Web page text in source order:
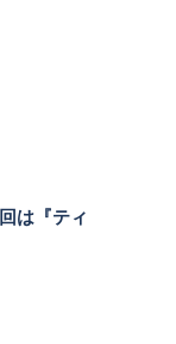
は『ティ